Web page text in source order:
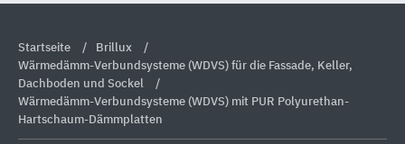
Startseite
Brillux
Wärmedämm-Verbundsysteme (WDVS) für die Fassade, Keller,
Dachboden und Sockel
Wärmedämm-Verbundsysteme (WDVS) mit PUR Polyurethan-
Hartschaum-Dämmplatten